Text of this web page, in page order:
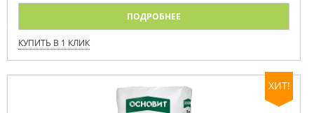
ПОДРОБНЕЕ
КУПИТЬ В 1 КЛИК
ХИТ!